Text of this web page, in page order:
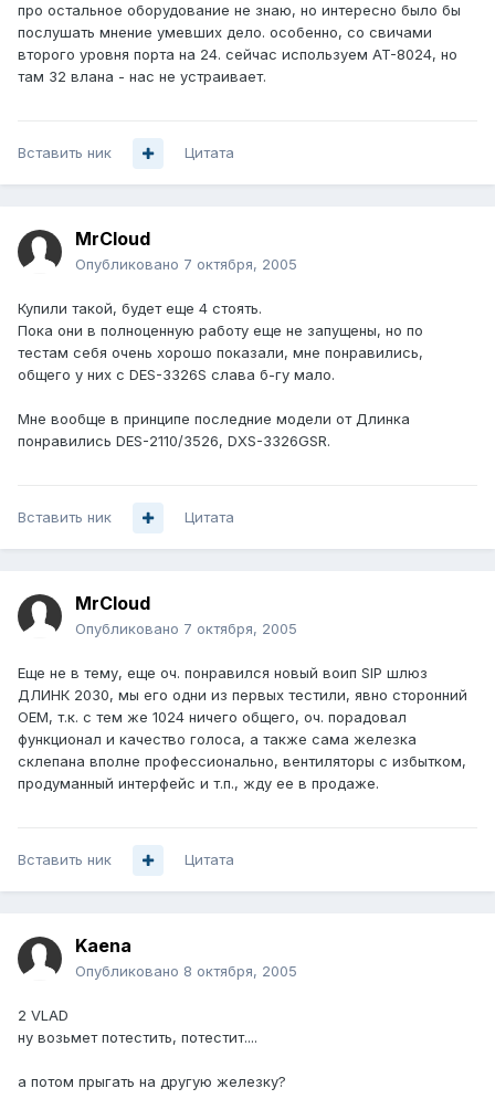
про остальное оборудование не знаю, но интересно было бы
послушать мнение умевших дело. особенно, со свичами
второго уровня порта на 24. сейчас используем AT-8024, но
там 32 влана - нас не устраивает.
Вставить ник Цитата
MrCloud
Опубликовано 7 октября, 2005
Купили такой, будет еще 4 стоять.
Пока они в полноценную работу еще не запущены, но по
тестам себя очень хорошо показали, мне понравились,
общего у них с DES-3326S слава б-гу мало.
Мне вообще в принципе последние модели от Длинка
понравились DES-2110/3526, DXS-3326GSR.
Вставить ник Цитата
MrCloud
Опубликовано 7 октября, 2005
Еще не в тему, еще оч. понравился новый воип SIP шлюз
ДЛИНК 2030, мы его одни из первых тестили, явно сторонний
ОЕМ, т.к. с тем же 1024 ничего общего, оч. порадовал
функционал и качество голоса, а также сама железка
склепана вполне профессионально, вентиляторы с избытком,
продуманный интерфейс и т.п., жду ее в продаже.
Вставить ник Цитата
Kaena
Опубликовано 8 октября, 2005
2 VLAD
ну возьмет потестить, потестит....
а потом прыгать на другую железку?